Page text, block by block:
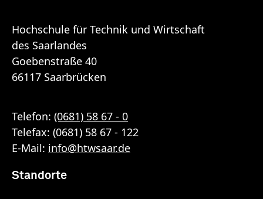
Hochschule für Technik und Wirtschaft
des Saarlandes
Goebenstraße 40
66117 Saarbrücken
Telefon: (0681) 58 67 - 0
Telefax: (0681) 58 67 - 122
E-Mail: info@htwsaar.de
Standorte